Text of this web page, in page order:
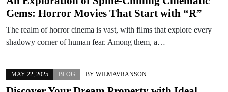
Gems: Horror Movies That Start with “R”
The realm of horror cinema is vast, with films that explore every
shadowy corner of human fear. Among them, a…
MAY 22, 2025 BLOG BY WILMAVRANSON